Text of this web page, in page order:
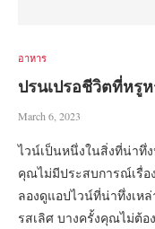
อาหาร
ปรนเปรอชีวิตที่หรู
March 6, 2023
ไวน์เป็นหนึ่งในสิ่งที่น่าทึ่
คุณไม่มีประสบการณ์เรื่อ
ลองดูแอปไวน์ที่น่าทึ่งเห
รสเลิศ บางครั้งคุณไม่ต้